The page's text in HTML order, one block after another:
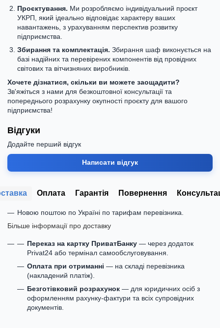
Проєктування. Ми розробляємо індивідуальний проєкт
УКРП, який ідеально відповідає характеру ваших
навантажень, з урахуванням перспектив розвитку
підприємства.
Збирання та комплектація. Збирання шаф виконується на
базі надійних та перевірених компонентів від провідних
світових та вітчизняних виробників.
Хочете дізнатися, скільки ви можете заощадити?
Зв'яжіться з нами для безкоштовної консультації та
попереднього розрахунку окупності проєкту для вашого
підприємства!
Відгуки
Додайте перший відгук
Написати відгук
Оплата Гарантія Повернення
Новою поштою по Україні по тарифам перевізника.
Більше інформації про доставку
Переказ на картку ПриватБанку — через додаток
Privat24 або термінал самообслуговування.
Оплата при отриманні — на складі перевізника
(накладений платіж).
Безготівковий розрахунок — для юридичних осіб з
оформленням рахунку-фактури та всіх супровідних
документів.